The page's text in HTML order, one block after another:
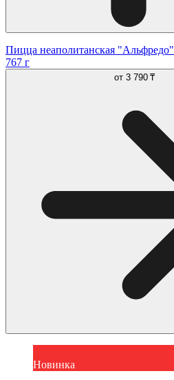
Пицца неаполитанская "Альфредо"
767 г
от 3 790 ₸
Новинка